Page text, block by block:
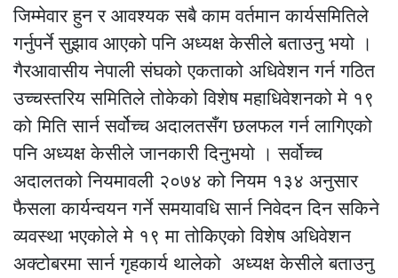
जिम्मेवार हुन र आवश्यक सबै काम वर्तमान कार्यसमितिले
गर्नुपर्ने सुझाव आएको पनि अध्यक्ष केसीले बताउनु भयो ।
गैरआवासीय नेपाली संघको एकताको अधिवेशन गर्न गठित
उच्चस्तरिय समितिले तोकेको विशेष महाधिवेशनको मे १९
को मिति सार्न सर्वोच्च अदालतसँग छलफल गर्न लागिएको
पनि अध्यक्ष केसीले जानकारी दिनुभयो । सर्वोच्च
अदालतको नियमावली २०७४ को नियम १३४ अनुसार
फैसला कार्यन्वयन गर्ने समयावधि सार्न निवेदन दिन सकिने
व्यवस्था भएकोले मे १९ मा तोकिएको विशेष अधिवेशन
अक्टोबरमा सार्न गृहकार्य थालेको अध्यक्ष केसीले बताउनु